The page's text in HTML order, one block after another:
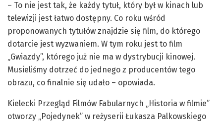
– To nie jest tak, że każdy tytuł, który był w kinach lub
telewizji jest łatwo dostępny. Co roku wśród
proponowanych tytułów znajdzie się film, do którego
dotarcie jest wyzwaniem. W tym roku jest to film
„Gwiazdy”, którego już nie ma w dystrybucji kinowej.
Musieliśmy dotrzeć do jednego z producentów tego
obrazu, co finalnie się udało – opowiada.
Kielecki Przegląd Filmów Fabularnych „Historia w filmie”
otworzy „Pojedynek” w reżyserii Łukasza Palkowskiego